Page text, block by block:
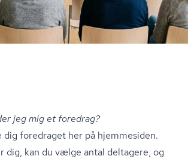
jeg mig et foredrag?
dig foredraget her på hjemmesiden.
dig, kan du vælge antal deltagere, og